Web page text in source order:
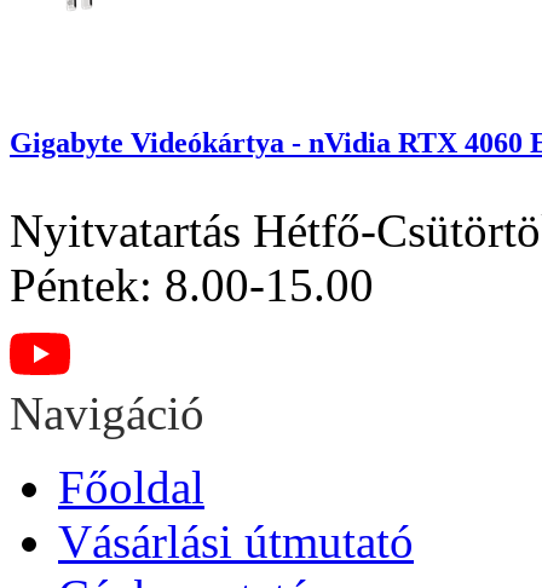
Gigabyte Videókártya - nVidia RTX 4060
Nyitvatartás Hétfő-
Péntek: 8.00-15.00
Navigáció
Főoldal
Vásárlási útmutató